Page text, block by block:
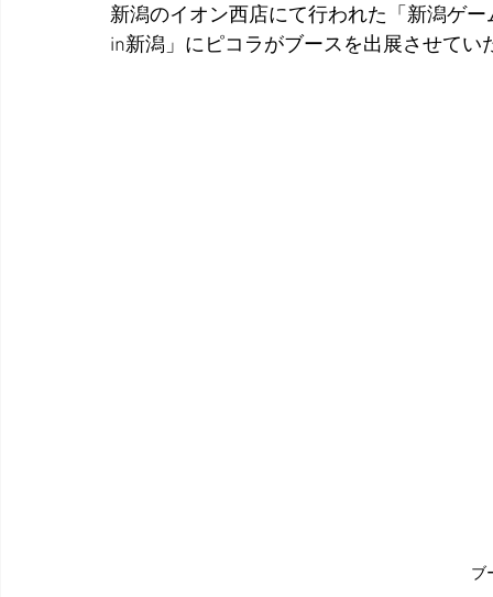
新潟のイオン西店にて行われた「新潟ゲ
in新潟」にピコラがブースを出展させてい
ブ